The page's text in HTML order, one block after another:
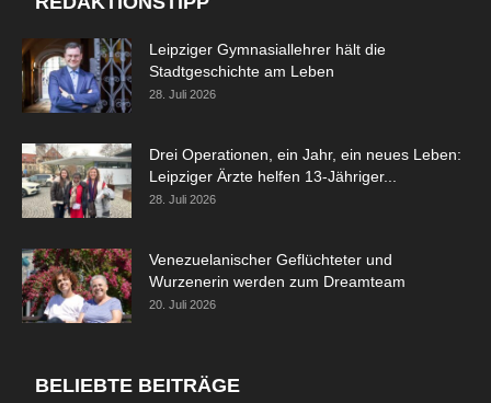
Leipziger Gymnasiallehrer hält die
Stadtgeschichte am Leben
28. Juli 2026
Drei Operationen, ein Jahr, ein neues Leben:
Leipziger Ärzte helfen 13-Jähriger...
28. Juli 2026
Venezuelanischer Geflüchteter und
Wurzenerin werden zum Dreamteam
20. Juli 2026
BELIEBTE BEITRÄGE